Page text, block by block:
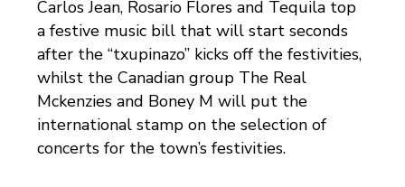
Carlos Jean, Rosario Flores and Tequila top
a festive music bill that will start seconds
after the “txupinazo” kicks off the festivities,
whilst the Canadian group The Real
Mckenzies and Boney M will put the
international stamp on the selection of
concerts for the town’s festivities.